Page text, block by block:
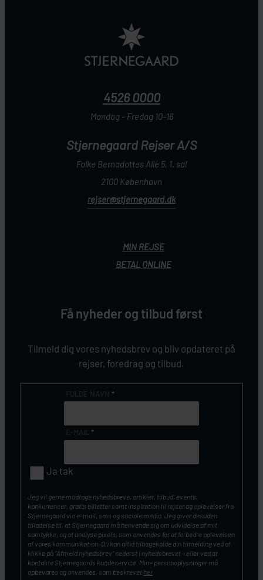
4526 0000
Mandag - Fredag 10-16
Stjernegaard Rejser A/S
Folke Bernadottes Allé 5, 1. sal
2100 København
rejser@stjernegaard.dk
MIN REJSE
BETAL ONLINE
Få nyheder og tilbud først
Tilmeld dig vores nyhedsbrev og bliv opdateret på
rejser, foredrag og tilbud.
*
*
Ja tak
Jeg vil gerne modtage nyhedsbreve, artikler, tilbud, events,
konkurrencer, gratis billetter samt inspiration til rejser og oplevelser fra
Stjernegaard via e-mail, sms og sociale media. Jeg giver desuden
tilladelse til, at Stjernegaard må henvende sig om udvidelse af mit
samtykke, og at analyse pixels, som anvendes for at forbedre oplevelsen
af vores kommunikation. Du kan altid tilbagekalde din tilmelding ved at
klikke på ”Afmeld nyhedsbrev” nederst i nyhedsbrevet – eller ved at
kontakte Stjernegaards kundeservice. Mine personoplysninger må
opbevares og anvendes, som beskrevet her